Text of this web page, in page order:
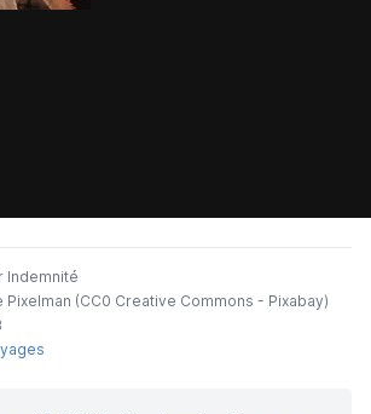
Indemnité
Pixelman (CC0 Creative Commons - Pixabay)